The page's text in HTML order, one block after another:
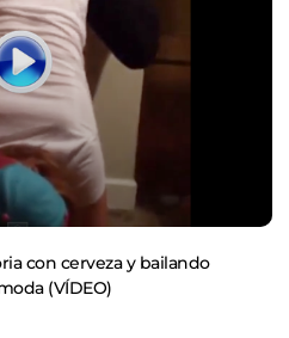
con cerveza y bailando
(VÍDEO)